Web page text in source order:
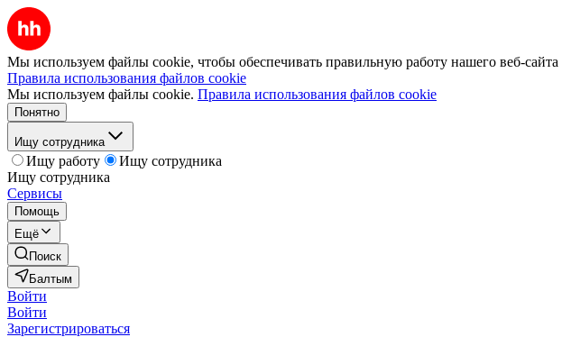
Мы используем файлы cookie, чтобы обеспечивать правильную работу нашего веб-сайта
Правила использования файлов cookie
Мы используем файлы cookie. Правила использования файлов cookie
Понятно
Ищу сотрудника
Ищу работу
Ищу сотрудника
Ищу сотрудника
Сервисы
Помощь
Ещё
Поиск
Балтым
Войти
Войти
Зарегистрироваться